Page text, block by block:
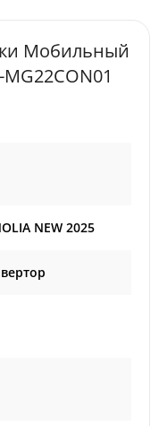
Мобильный
NEW 2025